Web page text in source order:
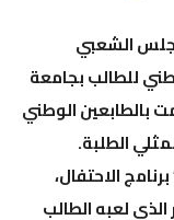
الشعبي
للطالب بجامعة
بالطابعين الوطني
الطلبة.
الاحتفال،
لعبه الطالب